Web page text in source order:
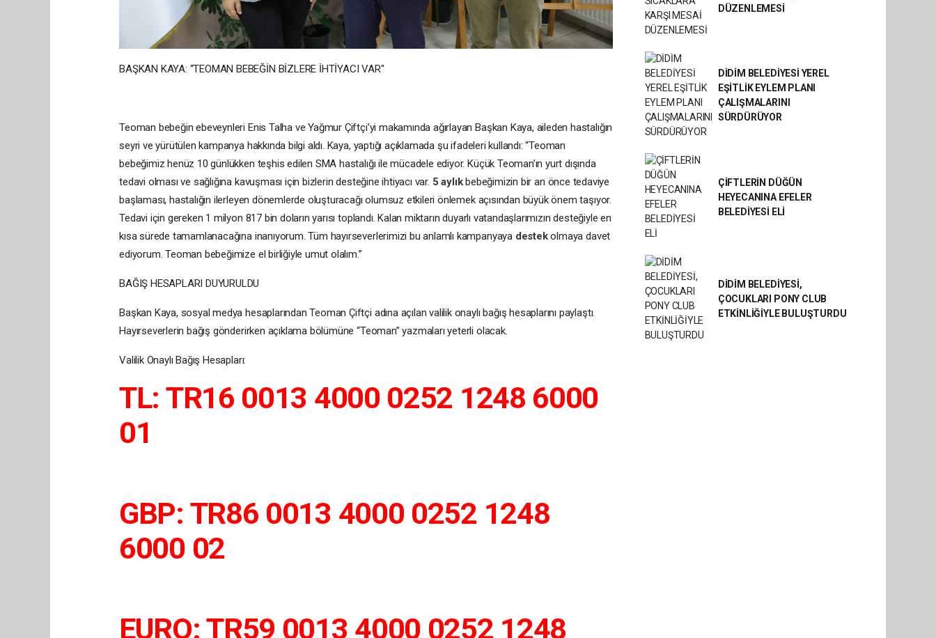
BAŞKAN KAYA: “TEOMAN BEBEĞİN BİZLERE İHTİYACI VAR"
Teoman bebeğin ebeveynleri Enis Talha ve Yağmur Çiftçi’yi makamında ağırlayan Başkan Kaya, aileden hastalığın
seyri ve yürütülen kampanya hakkında bilgi aldı. Kaya, yaptığı açıklamada şu ifadeleri kullandı: “Teoman
bebeğimiz henüz 10 günlükken teşhis edilen SMA hastalığı ile mücadele ediyor. Küçük Teoman’ın yurt dışında
tedavi olması ve sağlığına kavuşması için bizlerin desteğine ihtiyacı var. 5 aylıkbebeğimizin bir an önce tedaviye
başlaması, hastalığın ilerleyen dönemlerde oluşturacağı olumsuz etkileri önlemek açısından büyük önem taşıyor.
Tedavi için gereken 1 milyon 817 bin doların yarısı toplandı. Kalan miktarın duyarlı vatandaşlarımızın desteğiyle en
kısa sürede tamamlanacağına inanıyorum. Tüm hayırseverlerimizi bu anlamlı kampanyaya destekolmaya davet
ediyorum. Teoman bebeğimize el birliğiyle umut olalım.”
BAĞIŞ HESAPLARI DUYURULDU
Başkan Kaya, sosyal medya hesaplarından Teoman Çiftçi adına açılan valilik onaylı bağış hesaplarını paylaştı.
Hayırseverlerin bağış gönderirken açıklama bölümüne “Teoman” yazmaları yeterli olacak.
Valilik Onaylı Bağış Hesapları:
TL: TR16 0013 4000 0252 1248 6000
01
GBP: TR86 0013 4000 0252 1248
6000 02
EURO: TR59 0013 4000 0252 1248
DÜZENLEMESİ
DİDİM BELEDİYESİ YEREL
EŞİTLİK EYLEM PLANI
ÇALIŞMALARINI
SÜRDÜRÜYOR
ÇİFTLERİN DÜĞÜN
HEYECANINA EFELER
BELEDİYESİ ELİ
DİDİM BELEDİYESİ,
ÇOCUKLARI PONY CLUB
ETKİNLİĞİYLE BULUŞTURDU